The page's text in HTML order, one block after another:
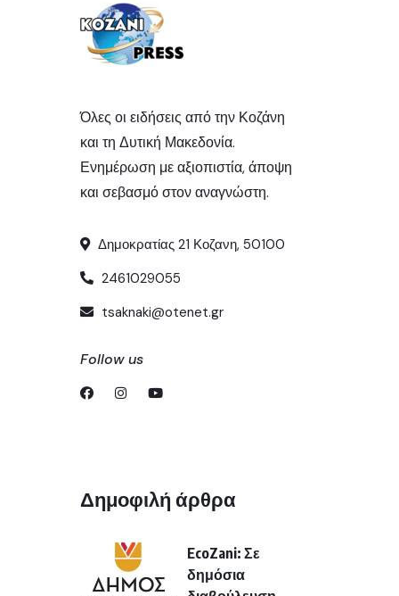
Όλες οι ειδήσεις από την Κοζάνη
και τη Δυτική Μακεδονία.
Ενημέρωση με αξιοπιστία, άποψη
και σεβασμό στον αναγνώστη.
Δημοκρατίας 21 Κοζανη, 50100
2461029055
tsaknaki@otenet.gr
Follow us
Δημοφιλή άρθρα
EcoZani: Σε
δημόσια